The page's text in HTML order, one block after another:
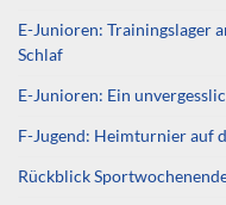
E-Junioren: Trainingslager
Schlaf
E-Junioren: Ein
F-Jugend: Heimturnier auf
Rückblick